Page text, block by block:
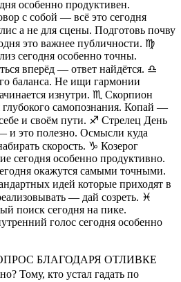
особенно продуктивен.
с собой — всё это сегодня
а не для сцены. Подготовь почву
это важнее публичности. ♍
сегодня особенно точны.
вперёд — ответ найдётся. ♎
баланса. Не ищи гармонии
изнутри. ♏ Скорпион
самопознания. Копай —
и своём пути. ♐ Стрелец День
это полезно. Осмысли куда
скорость. ♑ Козерог
сегодня особенно продуктивно.
окажутся самыми точными.
идей которые приходят в
— дай созреть. ♓
поиск сегодня на пике.
голос сегодня особенно
БЛАГОДАРЯ ОТЛИВКЕ
Тому, кто устал гадать по